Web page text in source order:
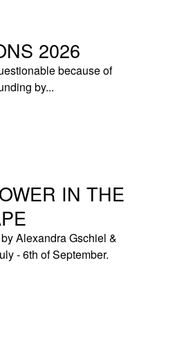
2026
because of
by...
IN THE
Alexandra Gschiel &
- 6th of September.